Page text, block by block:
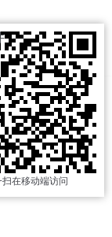
扫在移动端访问